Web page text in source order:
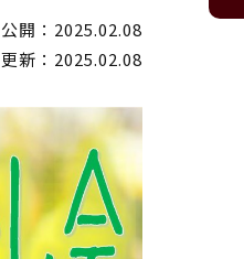
公開：2025.02.08
更新：2025.02.08